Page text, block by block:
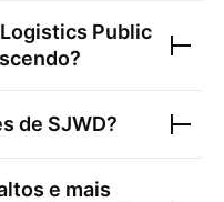
Public
de SJWD?
e mais